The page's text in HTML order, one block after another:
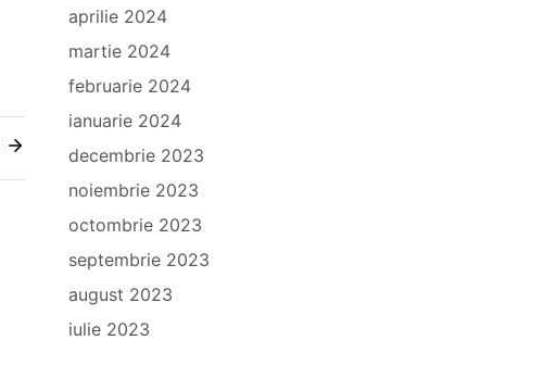
aprilie 2024
martie 2024
februarie 2024
ianuarie 2024
decembrie 2023
noiembrie 2023
octombrie 2023
septembrie 2023
august 2023
iulie 2023